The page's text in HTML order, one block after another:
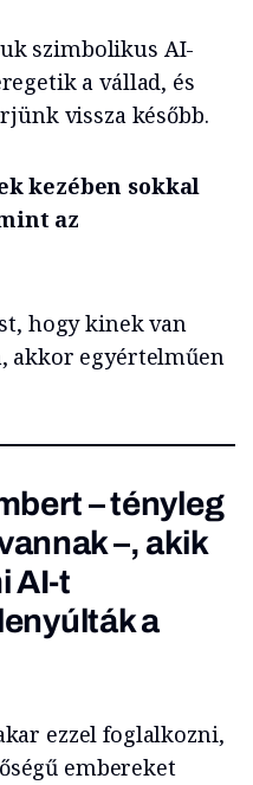
szimbolikus AI-
a vállad, és
vissza később.
kezében sokkal
az
hogy kinek van
akkor egyértelműen
– tényleg
–, akik
AI-t
a
ezzel foglalkozni,
embereket